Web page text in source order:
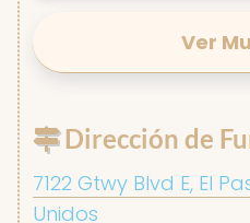
Ver
Dirección de
7122 Gtwy Blvd E, El
Unidos